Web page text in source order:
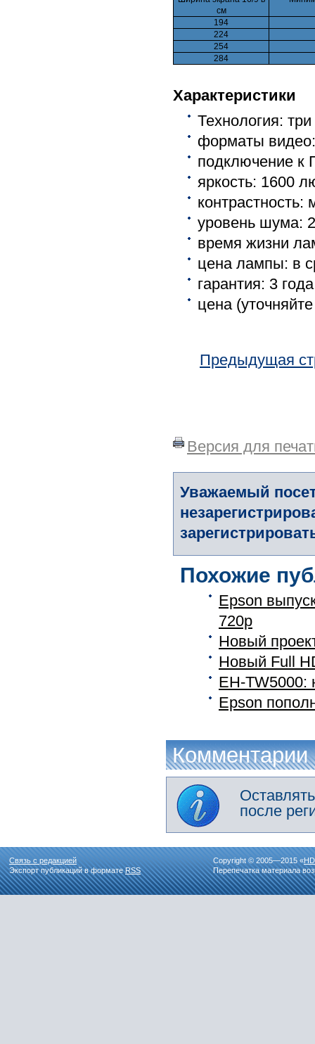
см
194
224
254
284
Характеристики
Технология:
форматы
подключение к
яркость: 1600
контрастность:
уровень шума:
время жизни
цена лампы: в
гарантия: 3
цена
Предыдущая
Версия для
Уважаемый
Похожие
Epson
720р
Новый
Новый Full
EH-TW5000:
Epson
Комментарии
после
Связь с редакцией
Экспорт публикаций в форматеRSS
Copyright © 2005—2015 «
Перепечатка материала